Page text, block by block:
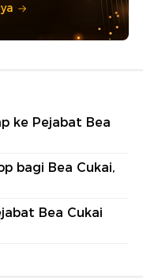
ke Pejabat Bea
bagi Bea Cukai,
Bea Cukai